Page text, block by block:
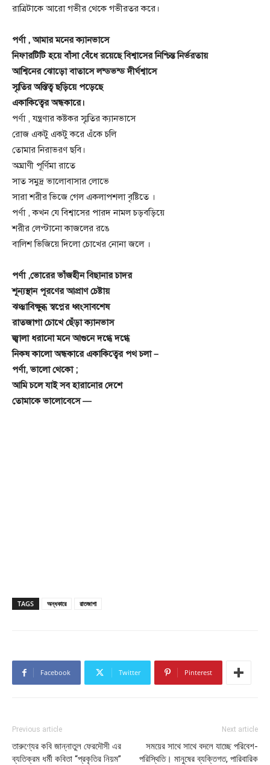
রাত্রিটাকে আরো গভীর থেকে গভীরতর করে।
পর্ণা , আমার মনের ক্যানভাসে
নিফারটিটি হয়ে বাঁসা বেঁধে রয়েছে বিশ্বাসের নিশ্চিন্ত নির্ভরতায়
আশ্বিনের ঝোড়ো বাতাসে লন্ডভন্ড দীর্ঘশ্বাসে
স্মৃতির অস্তিত্ব ছড়িয়ে পড়েছে
একাকিত্বের অন্ধকারে।
পর্ণা , যন্ত্রণার কষ্টকর স্মৃতির ক্যানভাসে
রোজ একটু একটু করে এঁকে চলি
তোমার নিরাভরণ ছবি।
অঘ্রাণী পূর্ণিমা রাতে
সাত সমুদ্র ভালোবাসার লোভে
সারা শরীর ভিজে গেল একলাপশলা বৃষ্টিতে ।
পর্ণা , কখন যে বিশ্বাসের পারদ নামল চড়বড়িয়ে
শরীর লেপ্টানো কাজলের রঙে
বালিশ ভিজিয়ে দিলো চোখের নোনা জলে ।
পর্ণা ,ভোরের ভাঁজহীন বিছানার চাদর
শূন্যস্থান পূরণের আপ্রাণ চেষ্টায়
ঝঞ্ঝাবিক্ষুব্ধ স্বপ্নের ধ্বংসাবশেষ
রাতজাগা চোখে ছেঁড়া ক্যানভাস
জ্বালা ধরানো মনে আগুনে দগ্ধে দগ্ধে
নিকষ কালো অন্ধকারে একাকিত্বের পথ চলা –
পর্ণা, ভালো থেকো ;
আমি চলে যাই সব হারানোর দেশে
তোমাকে ভালোবেসে —
TAGS অন্ধকারে রাতজাগা
Facebook Twitter Pinterest
Previous article
তারুণ্যের কবি জান্নাতুল ফেরদৌসী এর
ব্যতিক্রম ধর্মী কবিতা “প্রকৃতির নিয়ম”
Next article
সময়ের সাথে সাথে বদলে যাচ্ছে পরিবেশ-
পরিস্থিতি। মানুষের ব্যক্তিগত, পারিবারিক